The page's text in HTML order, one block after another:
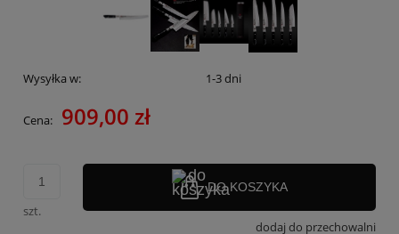
Wysyłka w: 1-3 dni
Cena: 909,00 zł
szt.
DO KOSZYKA
dodaj do przechowalni